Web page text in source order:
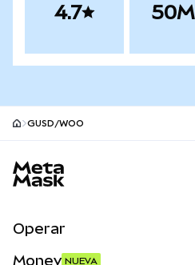
4.7
GUSD/WOO
Operar
Money NUEVA